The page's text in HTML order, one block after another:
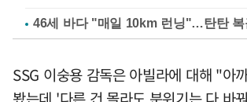
46세 바다 "매일 10km 런닝"…탄탄 복
SSG 이숭용 감독은 아빌라에 대해 "아